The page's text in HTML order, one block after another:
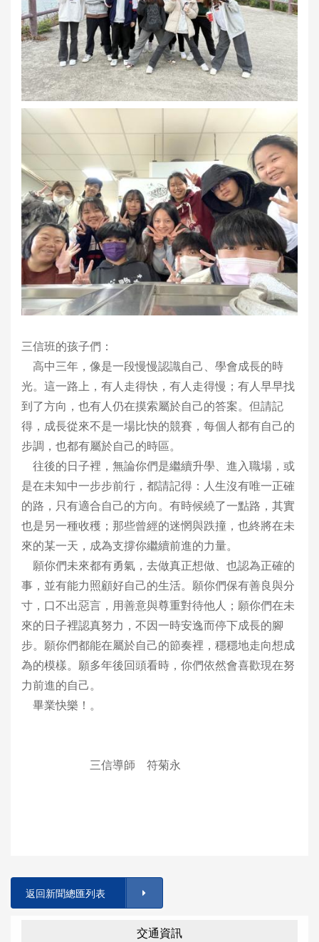
三信班的孩子們：
高中三年，像是一段慢慢認識自己、學會成長的時
光。這一路上，有人走得快，有人走得慢；有人早早找
到了方向，也有人仍在摸索屬於自己的答案。但請記
得，成長從來不是一場比快的競賽，每個人都有自己的
步調，也都有屬於自己的時區。
往後的日子裡，無論你們是繼續升學、進入職場，或
是在未知中一步步前行，都請記得：人生沒有唯一正確
的路，只有適合自己的方向。有時候繞了一點路，其實
也是另一種收穫；那些曾經的迷惘與跌撞，也終將在未
來的某一天，成為支撐你繼續前進的力量。
願你們未來都有勇氣，去做真正想做、也認為正確的
事，並有能力照顧好自己的生活。願你們保有善良與分
寸，口不出惡言，用善意與尊重對待他人；願你們在未
來的日子裡認真努力，不因一時安逸而停下成長的腳
步。願你們都能在屬於自己的節奏裡，穩穩地走向想成
為的模樣。願多年後回頭看時，你們依然會喜歡現在努
力前進的自己。
畢業快樂！。
三信導師 符菊永
返回新聞總匯列表
交通資訊